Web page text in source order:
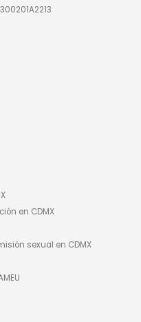
en CDMX
sexual en CDMX